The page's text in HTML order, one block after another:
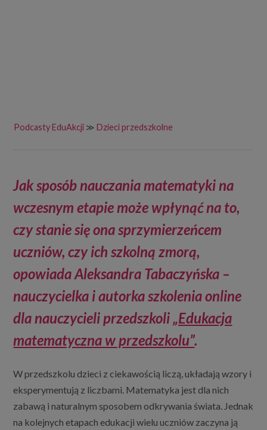
Podcasty EduAkcji≫ Dzieci przedszkolne
Jak sposób nauczania matematyki na
wczesnym etapie może wpłynąć na to,
czy stanie się ona sprzymierzeńcem
uczniów, czy ich szkolną zmorą,
opowiada Aleksandra Tabaczyńska –
nauczycielka i autorka szkolenia online
dla nauczycieli przedszkoli „Edukacja
matematyczna w przedszkolu”.
W przedszkolu dzieci z ciekawością liczą, układają wzory i
eksperymentują z liczbami. Matematyka jest dla nich
zabawą i naturalnym sposobem odkrywania świata. Jednak
na kolejnych etapach edukacji wielu uczniów zaczyna ją